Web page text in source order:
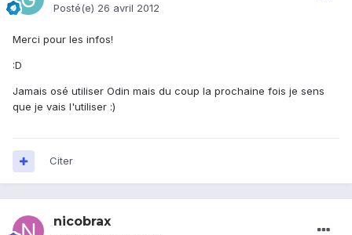
Posté(e) 26 avril 2012
Merci pour les infos!
:D
Jamais osé utiliser Odin mais du coup la prochaine fois je sens
que je vais l'utiliser :)
Citer
nicobrax